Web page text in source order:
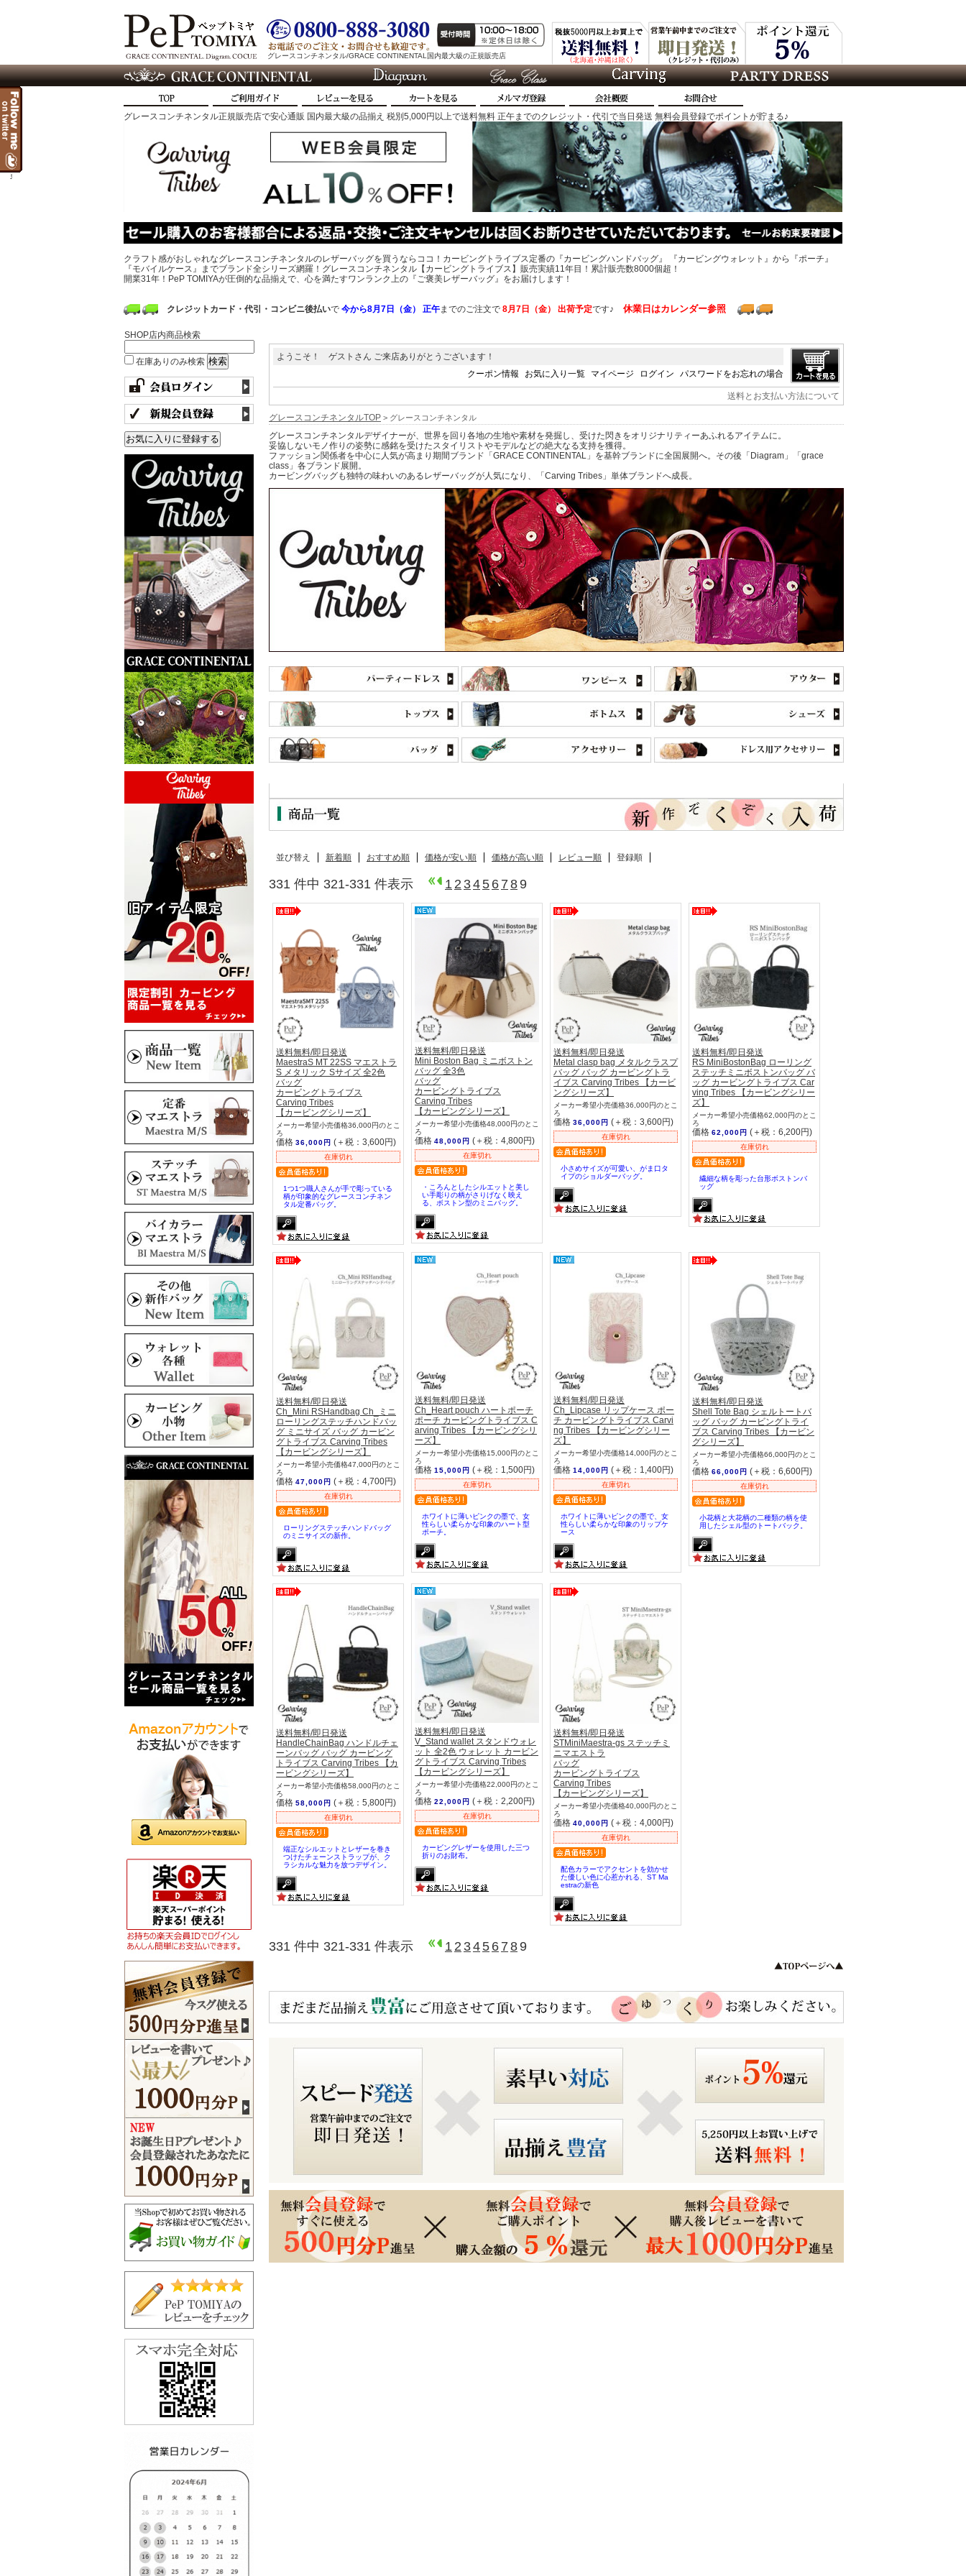
グレースコンチネンタル/GRACE CONTINENTAL国内最大級の正規販売店
グレースコンチネンタル正規販売店で安心通販 国内最大級の品揃え 税別5,000円以上で送料無料 正午までのクレジット・代引で当日発送 無料会員登録でポイントが貯まる♪
クラフト感がおしゃれなグレースコンチネンタルのレザーバッグを買うならココ！カービングトライブス定番の『カービングハンドバッグ』 『カービングウォレット』から『ポーチ』
『モバイルケース』までブランド全シリーズ網羅！グレースコンチネンタル【カービングトライブス】販売実績11年目！累計販売数8000個超！
開業31年！PeP TOMIYAが圧倒的な品揃えで、心を満たすワンランク上の『ご褒美レザーバッグ』をお届けします！
クレジットカード・代引・コンビニ後払いで今から8月7日（金） 正午までのご注文で8月7日（金） 出荷予定です♪ 休業日はカレンダー参照
SHOP店内商品検索
在庫ありのみ検索
t
ようこそ！ ゲストさん ご来店ありがとうございます！
クーポン情報
お気に入り一覧 マイページ ログイン パスワードをお忘れの場合
送料とお支払い方法について
グレースコンチネンタルTOP > グレースコンチネンタル
グレースコンチネンタルデザイナーが、世界を回り各地の生地や素材を発掘し、受けた閃きをオリジナリティーあふれるアイテムに。
妥協しないモノ作りの姿勢に感銘を受けたスタイリストやモデルなどの絶大なる支持を獲得。
ファッション関係者を中心に人気が高まり期間ブランド「GRACE CONTINENTAL」を基幹ブランドに全国展開へ。その後「Diagram」「grace
class」各ブランド展開。
カービングバッグも独特の味わいのあるレザーバッグが人気になり、「Carving Tribes」単体ブランドへ成長。
並び替え 新着順 おすすめ順 価格が安い順 価格が高い順 レビュー順 登録順
331 件中 321-331 件表示 1 2 34 5 6 7 89
送料無料/即日発送
MaestraS MT 22SS マエストラ
S メタリック Sサイズ 全2色
バッグ
カービングトライブス
Carving Tribes
【カービングシリーズ】
メーカー希望小売価格36,000円のとこ
ろ
価格 36,000円 (＋税：3,600円)
在庫切れ
1つ1つ職人さんが手で彫っている
柄が印象的なグレースコンチネン
タル定番バッグ。
送料無料/即日発送
Mini Boston Bag ミニボストン
バッグ 全3色
バッグ
カービングトライブス
Carving Tribes
【カービングシリーズ】
メーカー希望小売価格48,000円のとこ
ろ
価格 48,000円 (＋税：4,800円)
在庫切れ
・ころんとしたシルエットと美し
い手彫りの柄がさりげなく映え
る、ボストン型のミニバッグ。
送料無料/即日発送
Metal clasp bag メタルクラスプ
バッグ バッグ カービングトラ
イブス Carving Tribes 【カービ
ングシリーズ】
メーカー希望小売価格36,000円のとこ
ろ
価格 36,000円 (＋税：3,600円)
在庫切れ
小さめサイズが可愛い、がま口タ
イプのショルダーバッグ。
送料無料/即日発送
RS MiniBostonBag ローリング
ステッチミニボストンバッグ バ
ッグ カービングトライブス Car
ving Tribes 【カービングシリー
ズ】
メーカー希望小売価格62,000円のとこ
ろ
価格 62,000円 (＋税：6,200円)
在庫切れ
繊細な柄を彫った台形ボストンバ
ッグ
送料無料/即日発送
Ch_Mini RSHandbag Ch_ミニ
ローリングステッチハンドバッ
グ ミニサイズ バッグ カービン
グトライブス Carving Tribes
【カービングシリーズ】
メーカー希望小売価格47,000円のとこ
ろ
価格 47,000円 (＋税：4,700円)
在庫切れ
ローリングステッチハンドバッグ
のミニサイズの新作。
送料無料/即日発送
Ch_Heart pouch ハートポーチ
ポーチ カービングトライブス C
arving Tribes 【カービングシリ
ーズ】
メーカー希望小売価格15,000円のとこ
ろ
価格 15,000円 (＋税：1,500円)
在庫切れ
ホワイトに薄いピンクの墨で、女
性らしい柔らかな印象のハート型
ポーチ。
送料無料/即日発送
Ch_Lipcase リップケース ポー
チ カービングトライブス Carvi
ng Tribes 【カービングシリー
ズ】
メーカー希望小売価格14,000円のとこ
ろ
価格 14,000円 (＋税：1,400円)
在庫切れ
ホワイトに薄いピンクの墨で、女
性らしい柔らかな印象のリップケ
ース
送料無料/即日発送
Shell Tote Bag シェルトートバ
ッグ バッグ カービングトライ
ブス Carving Tribes 【カービン
グシリーズ】
メーカー希望小売価格66,000円のとこ
ろ
価格 66,000円 (＋税：6,600円)
在庫切れ
小花柄と大花柄の二種類の柄を使
用したシェル型のトートバック。
送料無料/即日発送
HandleChainBag ハンドルチェ
ーンバッグ バッグ カービング
トライブス Carving Tribes 【カ
ービングシリーズ】
メーカー希望小売価格58,000円のとこ
ろ
価格 58,000円 (＋税：5,800円)
在庫切れ
端正なシルエットとレザーを巻き
つけたチェーンストラップが、ク
ラシカルな魅力を放つデザイン。
送料無料/即日発送
V_Stand wallet スタンドウォレ
ット 全2色 ウォレット カービン
グトライブス Carving Tribes
【カービングシリーズ】
メーカー希望小売価格22,000円のとこ
ろ
価格 22,000円 (＋税：2,200円)
在庫切れ
カービングレザーを使用した三つ
折りのお財布。
送料無料/即日発送
STMiniMaestra-gs ステッチミ
ニマエストラ
バッグ
カービングトライブス
Carving Tribes
【カービングシリーズ】
メーカー希望小売価格40,000円のとこ
ろ
価格 40,000円 (＋税：4,000円)
在庫切れ
配色カラーでアクセントを効かせ
た優しい色に心惹かれる、ST Ma
estraの新色
331 件中 321-331 件表示 1 2 34 5 6 7 89